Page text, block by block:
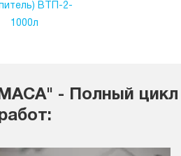
ВТП-2-
1000л
- Полный цикл